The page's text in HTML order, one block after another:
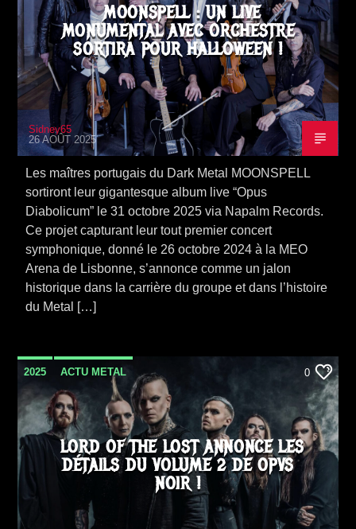
MOONSPELL : UN LIVE
MONUMENTAL AVEC ORCHESTRE
SORTIRA POUR HALLOWEEN !
Sidney65
26 AOÛT 2025
Les maîtres portugais du Dark Metal MOONSPELL
sortiront leur gigantesque album live “Opus
Diabolicum” le 31 octobre 2025 via Napalm Records.
Ce projet capturant leur tout premier concert
symphonique, donné le 26 octobre 2024 à la MEO
Arena de Lisbonne, s’annonce comme un jalon
historique dans la carrière du groupe et dans l’histoire
du Metal […]
2025 ACTU METAL 0
LORD OF THE LOST ANNONCE LES
DÉTAILS DU VOLUME 2 DE OPVS
NOIR !